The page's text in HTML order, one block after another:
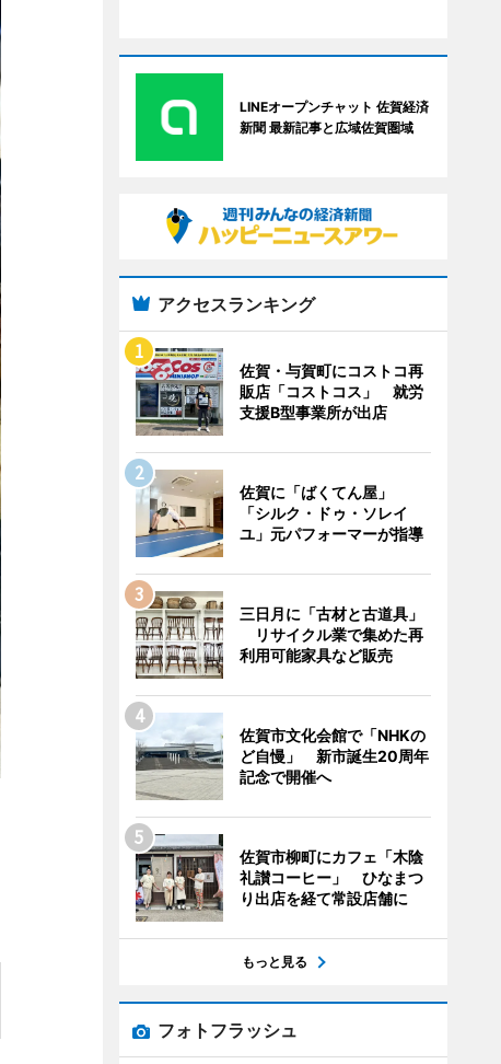
LINEオープンチャット 佐賀経済
新聞 最新記事と広域佐賀圏域
アクセスランキング
佐賀・与賀町にコストコ再
販店「コストコス」 就労
支援B型事業所が出店
佐賀に「ばくてん屋」
「シルク・ドゥ・ソレイ
ユ」元パフォーマーが指導
三日月に「古材と古道具」
リサイクル業で集めた再
利用可能家具など販売
佐賀市文化会館で「NHKの
ど自慢」 新市誕生20周年
記念で開催へ
佐賀市柳町にカフェ「木陰
礼讃コーヒー」 ひなまつ
り出店を経て常設店舗に
もっと見る
フォトフラッシュ